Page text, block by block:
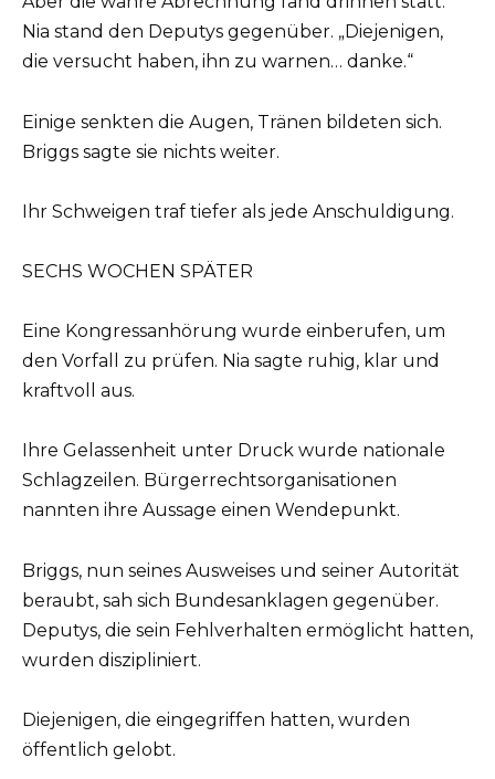
Nia stand den Deputys gegenüber. „Diejenigen,
die versucht haben, ihn zu warnen… danke.“
Einige senkten die Augen, Tränen bildeten sich.
Briggs sagte sie nichts weiter.
Ihr Schweigen traf tiefer als jede Anschuldigung.
SECHS WOCHEN SPÄTER
Eine Kongressanhörung wurde einberufen, um
den Vorfall zu prüfen. Nia sagte ruhig, klar und
kraftvoll aus.
Ihre Gelassenheit unter Druck wurde nationale
Schlagzeilen. Bürgerrechtsorganisationen
nannten ihre Aussage einen Wendepunkt.
Briggs, nun seines Ausweises und seiner Autorität
beraubt, sah sich Bundesanklagen gegenüber.
Deputys, die sein Fehlverhalten ermöglicht hatten,
wurden diszipliniert.
Diejenigen, die eingegriffen hatten, wurden
öffentlich gelobt.